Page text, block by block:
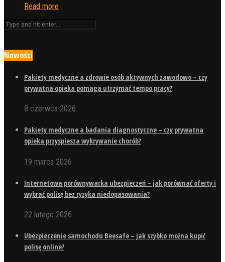
Read more
Nowości
Pakiety medyczne a zdrowie osób aktywnych zawodowo – czy
prywatna opieka pomaga utrzymać tempo pracy?
8 czerwca 2026
Pakiety medyczne a badania diagnostyczne – czy prywatna
opieka przyspiesza wykrywanie chorób?
19 marca 2026
Internetowa porównywarka ubezpieczeń – jak porównać oferty i
wybrać polisę bez ryzyka niedopasowania?
22 lutego 2026
Ubezpieczenie samochodu Beesafe – jak szybko można kupić
polisę online?